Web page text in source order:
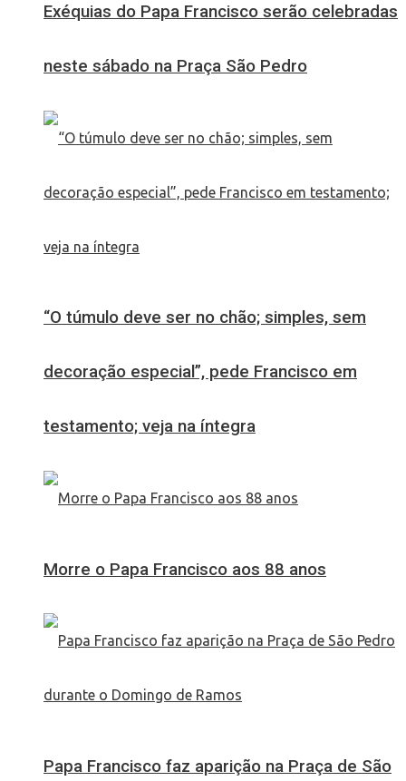
Exéquias do Papa Francisco serão celebradas
neste sábado na Praça São Pedro
“O túmulo deve ser no chão; simples, sem
decoração especial”, pede Francisco em
testamento; veja na íntegra
Morre o Papa Francisco aos 88 anos
Papa Francisco faz aparição na Praça de São